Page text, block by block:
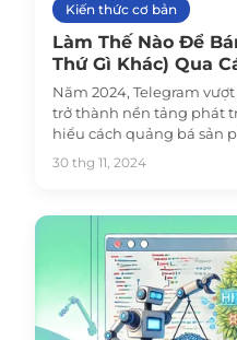
Kiến thức cơ bản
Làm Thế Nào Để
Thứ Gì Khác) Qua
Năm 2024, Telegram
trở thành nền tảng phát
hiểu cách quảng bá sản
qua Telegram và tăng
30 thg 11, 2024